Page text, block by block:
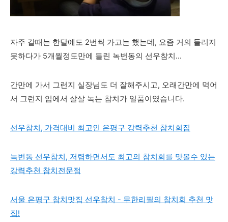
자주 갈때는 한달에도 2번씩 가고는 했는데, 요즘 거의 들리지
못하다가 5개월정도만에 들린 녹번동의 선우참치...
간만에 가서 그런지 실장님도 더 잘해주시고, 오래간만에 먹어
서 그런지 입에서 살살 녹는 참치가 일품이였습니다.
선우참치, 가격대비 최고인 은평구 강력추천 참치회집
녹번동 선우참치, 저렴하면서도 최고의 참치회를 맛볼수 있는
강력추천 참치전문점
서울 은평구 참치맛집 선우참치 - 무한리필의 참치회 추천 맛
집!